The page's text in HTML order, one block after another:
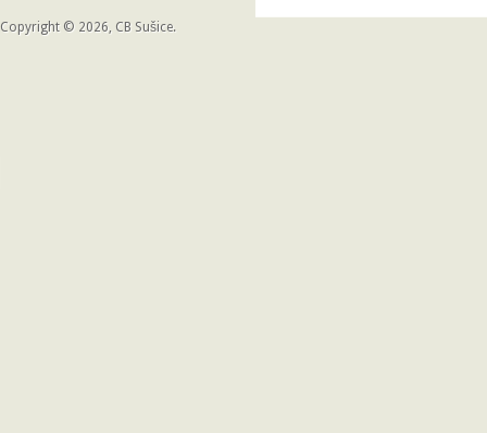
Copyright © 2026, CB Sušice.